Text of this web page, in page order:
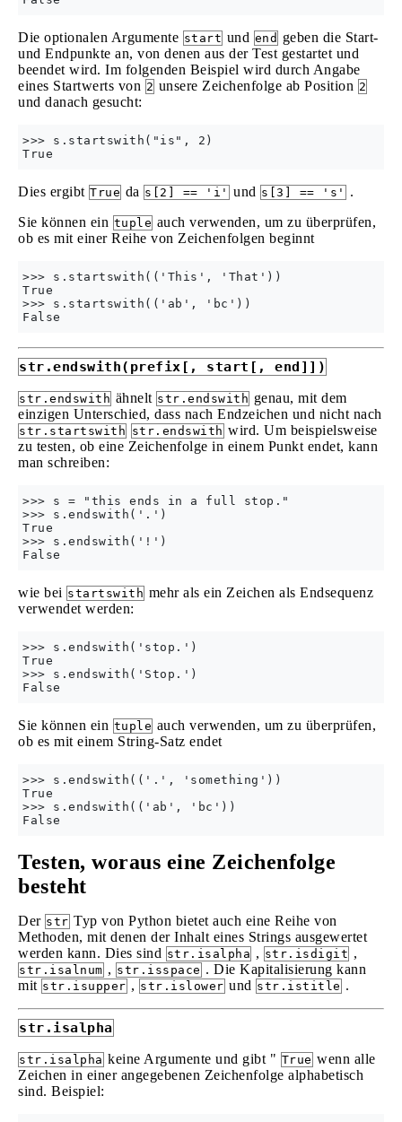
Die optionalen Argumente start und end geben die Start-
und Endpunkte an, von denen aus der Test gestartet und
beendet wird. Im folgenden Beispiel wird durch Angabe
eines Startwerts von 2 unsere Zeichenfolge ab Position 2
und danach gesucht:
>>> s.startswith("is", 2)
Dies ergibt True da s[2] == 'i' und s[3] == 's'
.
Sie können ein tuple auch verwenden, um zu überprüfen,
ob es mit einer Reihe von Zeichenfolgen beginnt
>>> s.startswith(('This', 'That'))
True
>>> s.startswith(('ab', 'bc'))
str.endswith(prefix[, start[, end]])
str.endswith ähnelt str.endswith genau, mit dem
einzigen Unterschied, dass nach Endzeichen und nicht nach
str.startswith str.endswith wird. Um beispielsweise
zu testen, ob eine Zeichenfolge in einem Punkt endet, kann
man schreiben:
>>> s = "this ends in a full stop."
>>> s.endswith('.')
True
>>> s.endswith('!')
wie bei startswith mehr als ein Zeichen als Endsequenz
verwendet werden:
>>> s.endswith('stop.')
True
>>> s.endswith('Stop.')
Sie können ein tuple auch verwenden, um zu überprüfen,
ob es mit einem String-Satz endet
>>> s.endswith(('.', 'something'))
True
>>> s.endswith(('ab', 'bc'))
Testen, woraus eine Zeichenfolge
besteht
Der str Typ von Python bietet auch eine Reihe von
Methoden, mit denen der Inhalt eines Strings ausgewertet
werden kann. Dies sind str.isalpha , str.isdigit ,
str.isalnum , str.isspace . Die Kapitalisierung kann
mit str.isupper , str.islower und str.istitle .
str.isalpha
str.isalpha keine Argumente und gibt " True wenn alle
Zeichen in einer angegebenen Zeichenfolge alphabetisch
sind. Beispiel: